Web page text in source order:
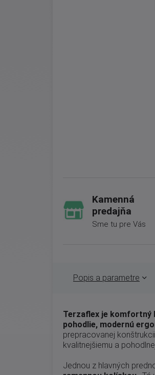
Kamenná
predajňa
Sme tu pre Vás
Popis a parametre
Terzaflex je komfortný
pohodlie, modernú
prepracovanej
kvalitnejšiemu a
Jednou z hlavných